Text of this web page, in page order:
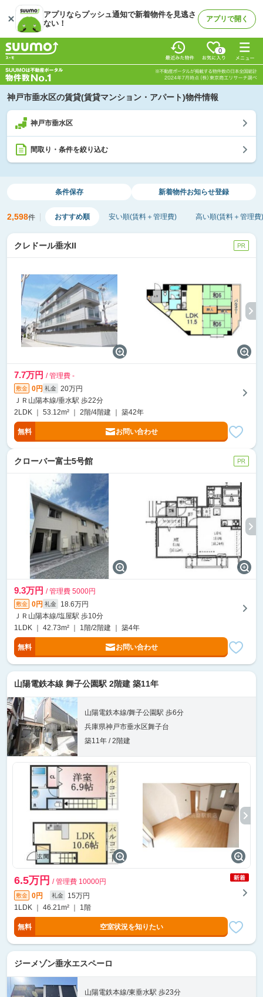
アプリならプッシュ通知で新着物件を見逃さ
ない！
アプリで開く
0
神戸市垂水区の賃貸(賃貸マンション・アパート)物件情報
神戸市垂水区
間取り・条件を絞り込む
条件保存 新着物件お知らせ登録
2,598件 おすすめ順 安い順(賃料＋管理費) 高い順(賃料＋管理費)
クレドール垂水II
7.7万円 / 管理費 -
敷金 0円 礼金
20万円
ＪＲ山陽本線/垂水駅 歩22分
2LDK ｜ 53.12m² ｜ 2階/4階建 ｜ 築42年
無料 お問い合わせ
クローバー富士5号館
9.3万円 / 管理費 5000円
敷金 0円 礼金
18.6万円
ＪＲ山陽本線/塩屋駅 歩10分
1LDK ｜ 42.73m² ｜ 1階/2階建 ｜ 築4年
無料 お問い合わせ
山陽電鉄本線 舞子公園駅 2階建 築11年
山陽電鉄本線/舞子公園駅 歩6分
兵庫県神戸市垂水区舞子台
築11年 / 2階建
6.5万円 / 管理費 10000円
敷金 0円 礼金
15万円
1LDK ｜ 46.21m² ｜ 1階
無料 空室状況を知りたい
ジーメゾン垂水エスペーロ
山陽電鉄本線/東垂水駅 歩23分